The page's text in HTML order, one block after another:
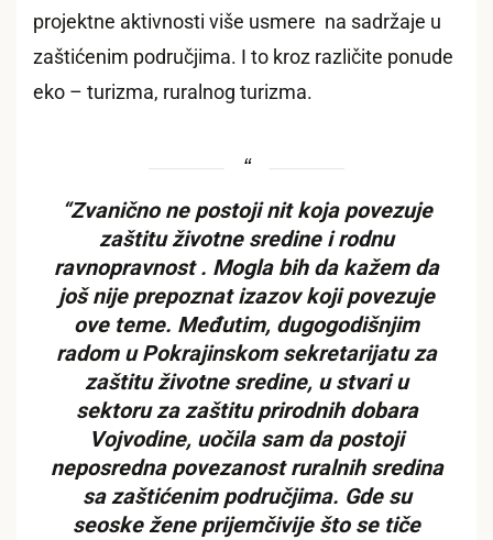
projektne aktivnosti više usmere na sadržaje u
zaštićenim područjima. I to kroz različite ponude
eko – turizma, ruralnog turizma.
“Zvanično ne postoji nit koja povezuje
zaštitu životne sredine i rodnu
ravnopravnost . Mogla bih da kažem da
još nije prepoznat izazov koji povezuje
ove teme. Međutim, dugogodišnjim
radom u Pokrajinskom sekretarijatu za
zaštitu životne sredine, u stvari u
sektoru za zaštitu prirodnih dobara
Vojvodine, uočila sam da postoji
neposredna povezanost ruralnih sredina
sa zaštićenim područjima. Gde su
seoske žene prijemčivije što se tiče